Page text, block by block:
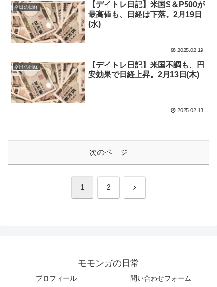
今日の日経
【デイトレ日記】米国S＆P500が
最高値も、日経は下落。2月19日
(水)
2025.02.19
今日の日経
【デイトレ日記】米国不調も、円
安効果で日経上昇。2月13日(木)
2025.02.13
次のページ
1 2 次
モモンガの日常
プロフィール 問い合わせフォーム